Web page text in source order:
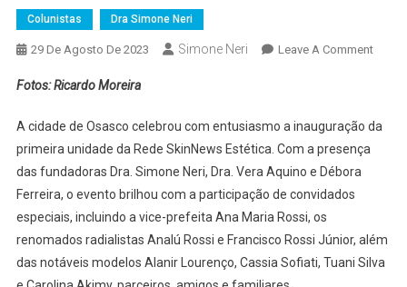
Colunistas Dra Simone Neri
29 De Agosto De 2023 Simone Neri Leave A CommentOn
Da
Ganha
Brilho
Fotos: Ricardo Moreira
A cidade de Osasco celebrou com entusiasmo a inauguração da
primeira unidade da Rede SkinNews Estética. Com a presença
das fundadoras Dra. Simone Neri, Dra. Vera Aquino e Débora
Ferreira, o evento brilhou com a participação de convidados
especiais, incluindo a vice-prefeita Ana Maria Rossi, os
renomados radialistas Analú Rossi e Francisco Rossi Júnior, além
das notáveis modelos Alanir Lourenço, Cassia Sofiati, Tuani Silva